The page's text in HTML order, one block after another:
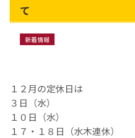
て
新着情報
１２月の定休日は
３日（水）
１０日（水）
１７・１８日（水木連休）